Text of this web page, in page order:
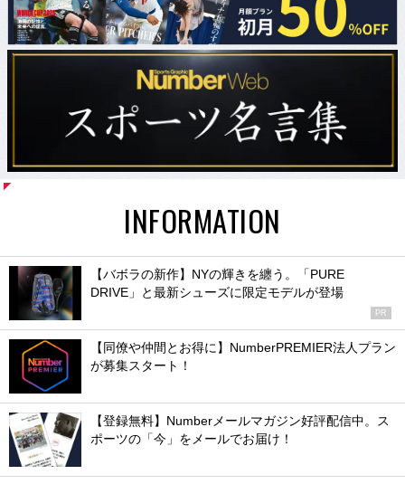
INFORMATION
【バボラの新作】NYの輝きを纏う。「PURE
DRIVE」と最新シューズに限定モデルが登場
PR
【同僚や仲間とお得に】NumberPREMIER法人プラン
が募集スタート！
【登録無料】Numberメールマガジン好評配信中。ス
ポーツの「今」をメールでお届け！